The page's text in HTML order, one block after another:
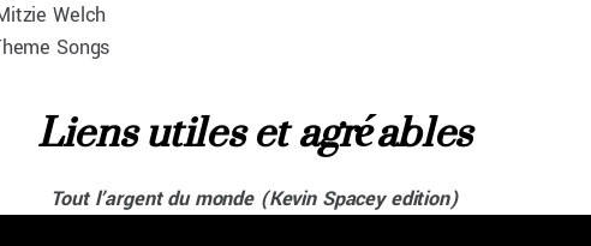
Welch
Songs
Liens utiles et agréables
Tout l’argent du monde (Kevin Spacey edition)